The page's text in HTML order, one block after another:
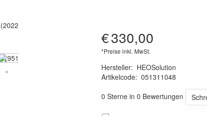
€330,00
*Preise inkl. MwSt.
Hersteller: HEOSolution
Artikelcode: 051311048
0 Sterne in 0 Bewertungen